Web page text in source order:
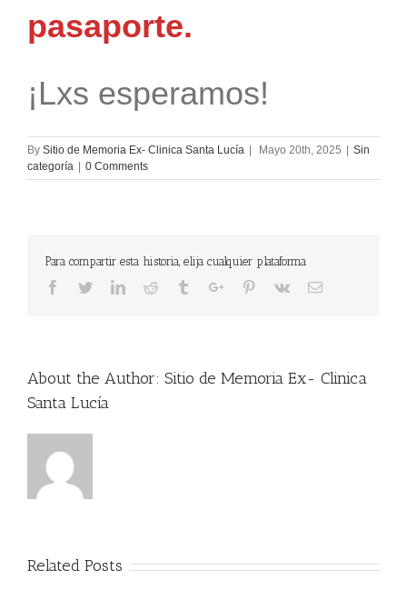
pasaporte.
¡Lxs esperamos!
By Sitio de Memoria Ex- Clinica Santa Lucía Mayo 20th, 2025
Sin
categoría
0 Comments
Para compartir esta historia, elija cualquier plataforma
Facebook
TwitterLinkedinReddit TumblrGoogle+Pinterest
Vk Email
About the Author: Sitio de Memoria Ex- Clinica
Santa Lucía
Related Posts